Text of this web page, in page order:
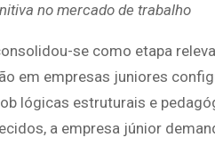
no mercado de trabalho
se como etapa
em empresas juniores
lógicas estruturais e
a empresa júnior